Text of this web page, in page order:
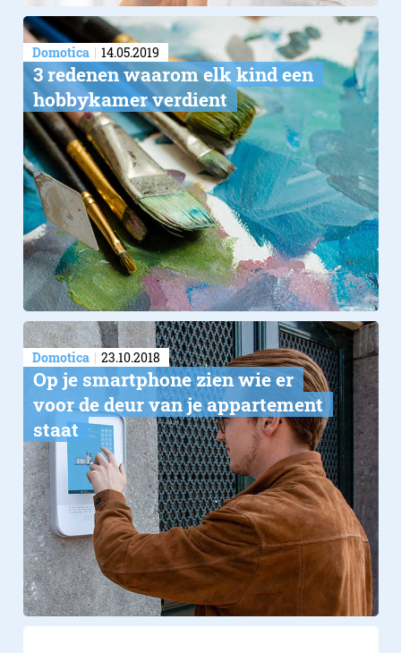
Domotica 14.05.2019
​3 redenen waarom elk kind een
hobbykamer verdient
Domotica 23.10.2018
Op je smartphone zien wie er
voor de deur​ van je appartement
staat